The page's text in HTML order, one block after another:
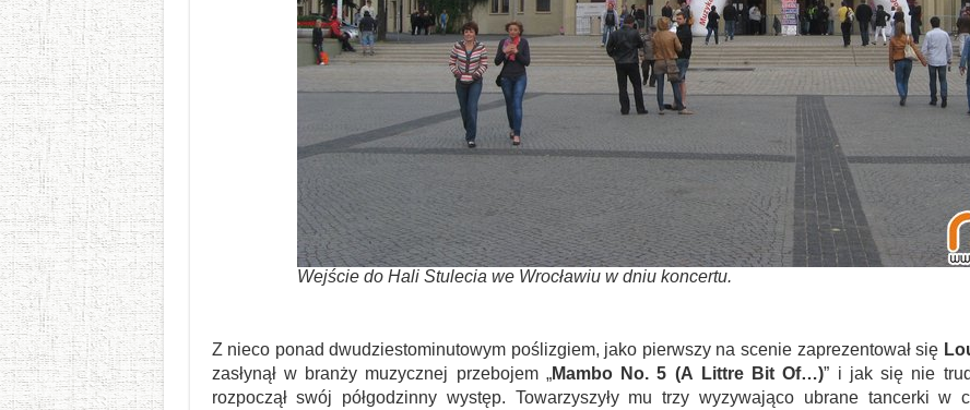
Wejście do Hali Stulecia we Wrocławiu w dniu koncertu.
Z nieco ponad dwudziestominutowym poślizgiem, jako pierwszy na scenie zaprezentował się
zasłynął w branży muzycznej przebojem „Mambo No. 5 (A Littre Bit Of…)” i jak się nie
rozpoczął swój półgodzinny występ. Towarzyszyły mu trzy wyzywająco ubrane tancerki w